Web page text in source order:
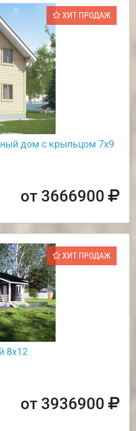
ХИТ ПРОДАЖ
дом с крыльцом 7х9
от 3666900
ХИТ ПРОДАЖ
8х12
от 3936900